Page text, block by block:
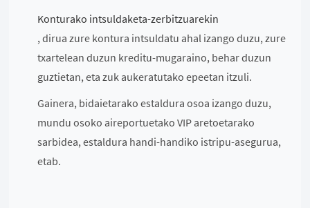
Konturako intsuldaketa-zerbitzuarekin
, dirua zure kontura intsuldatu ahal izango duzu, zure
txartelean duzun kreditu-mugaraino, behar duzun
guztietan, eta zuk aukeratutako epeetan itzuli.
Gainera, bidaietarako estaldura osoa izango duzu,
mundu osoko aireportuetako VIP aretoetarako
sarbidea, estaldura handi-handiko istripu-asegurua,
etab.